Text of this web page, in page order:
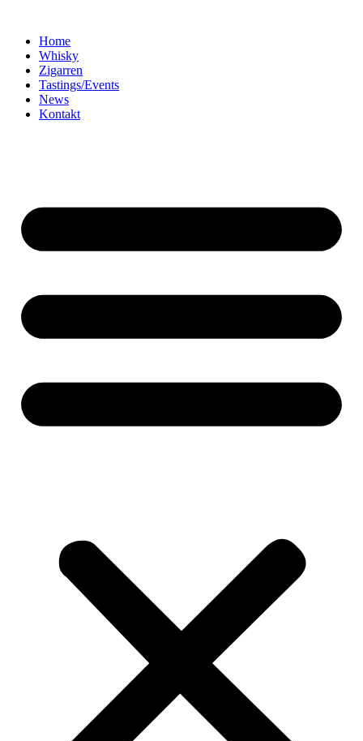
Home
Whisky
Zigarren
Tastings/Events
News
Kontakt